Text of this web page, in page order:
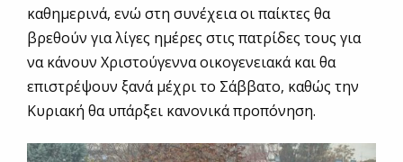
καθημερινά, ενώ στη συνέχεια οι παίκτες θα
βρεθούν για λίγες ημέρες στις πατρίδες τους για
να κάνουν Χριστούγεννα οικογενειακά και θα
επιστρέψουν ξανά μέχρι το Σάββατο, καθώς την
Κυριακή θα υπάρξει κανονικά προπόνηση.